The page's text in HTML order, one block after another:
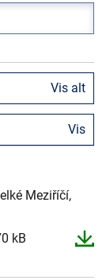
Vis alt
Vis
Meziříčí,
kB